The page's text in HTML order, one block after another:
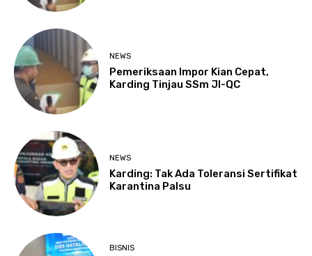
NEWS
Pemeriksaan Impor Kian Cepat,
Karding Tinjau SSm JI-QC
NEWS
Karding: Tak Ada Toleransi Sertifikat
Karantina Palsu
BISNIS